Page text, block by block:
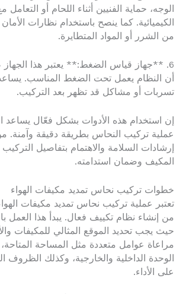
الوجه، حماية الفنيين أثناء اللحام أو التعامل
الكيميائية. كما ينصح باستخدام نظارات الأمان
من الشرر أو المواد المتطايرة.
6. **جهاز قياس الضغط:** يعتبر هذا الجهاز
أن النظام يعمل تحت الضغط المناسب.
تسربات أو مشاكل قد تظهر بعد التركيب.
إن استخدام هذه الأدوات بشكل فعّال يساعد
عملية تركيب النحاس بطريقة دقيقة وآمنة.
إرشادات السلامة والاهتمام بتفاصيل التركيب
المكيف وضمان استدامته.
خطوات تركيب نحاس تمديد مكيفات الهواء
تعتبر عملية تركيب نحاس تمديد مكيفات
من إنشاء نظام تكييف فعال. يبدأ هذا العمل
حيث يجب تحديد الموقع المثالي للمكيفات
مراعاة عوامل متعددة مثل المساحة
الوحدة الداخلية والخارجية، وكذلك الظروف
على الأداء.